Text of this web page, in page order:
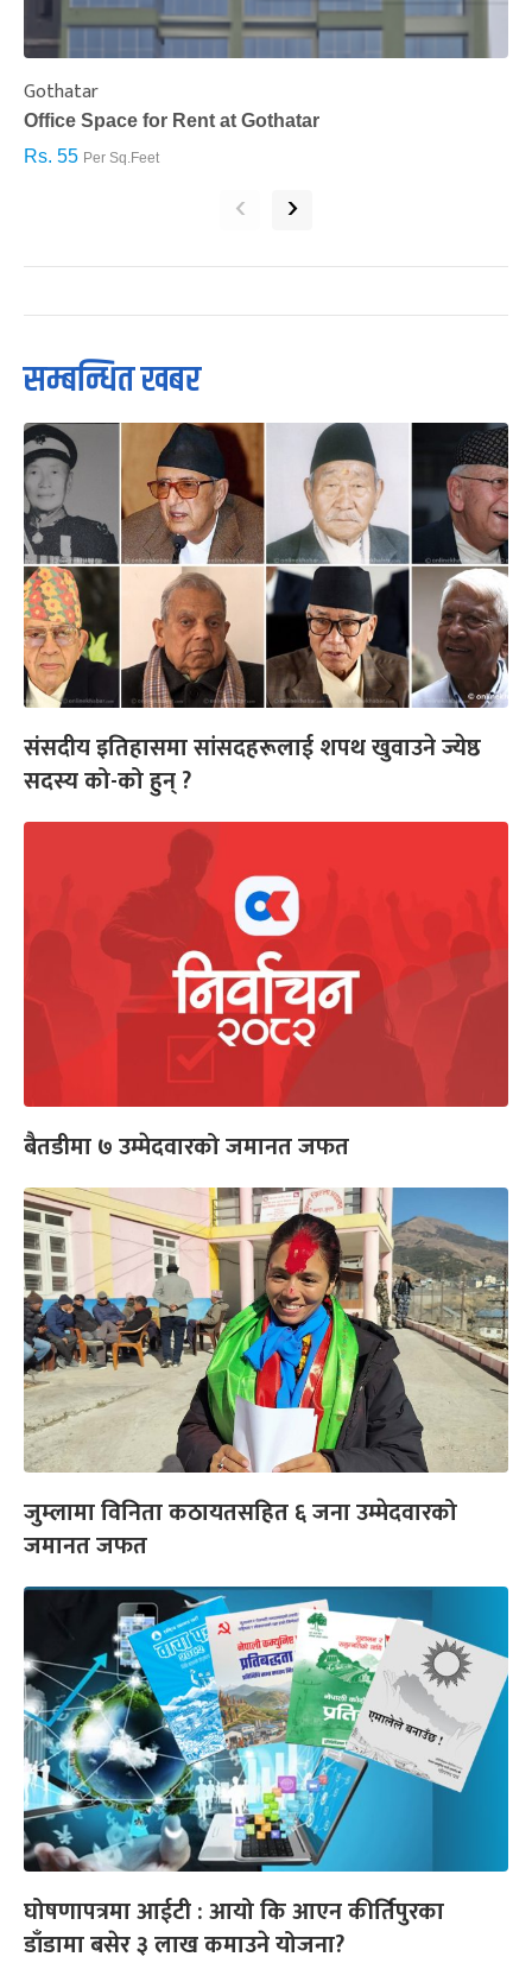
Gothatar
Office Space for Rent at Gothatar
Rs. 55 Per Sq.Feet
‹ ›
सम्बन्धित खबर
संसदीय इतिहासमा सांसदहरूलाई शपथ खुवाउने ज्येष्ठ
सदस्य को-को हुन् ?
बैतडीमा ७ उम्मेदवारको जमानत जफत
जुम्लामा विनिता कठायतसहित ६ जना उम्मेदवारको
जमानत जफत
घोषणापत्रमा आईटी : आयो कि आएन कीर्तिपुरका
डाँडामा बसेर ३ लाख कमाउने योजना?